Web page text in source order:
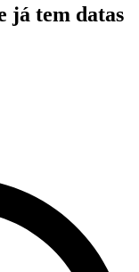
já tem datas